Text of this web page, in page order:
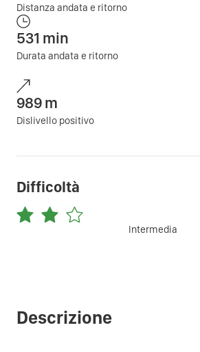
Distanza andata e ritorno
531 min
Durata andata e ritorno
989m
Dislivello positivo
Difficoltà
Intermedia
Descrizione